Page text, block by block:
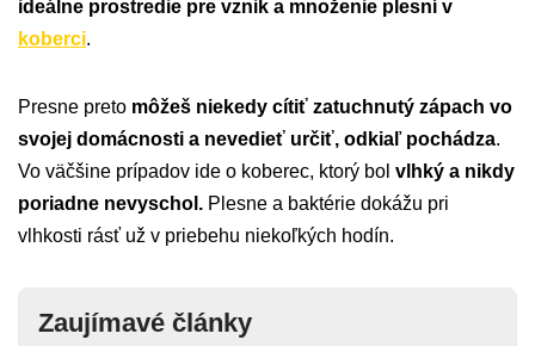
ideálne prostredie pre vznik a množenie plesní v
koberci.
Presne preto môžeš niekedy cítiť zatuchnutý zápach vo
svojej domácnosti a nevedieť určiť, odkiaľ pochádza.
Vo väčšine prípadov ide o koberec, ktorý bol vlhký a nikdy
poriadne nevyschol. Plesne a baktérie dokážu pri
vlhkosti rásť už v priebehu niekoľkých hodín.
Zaujímavé články